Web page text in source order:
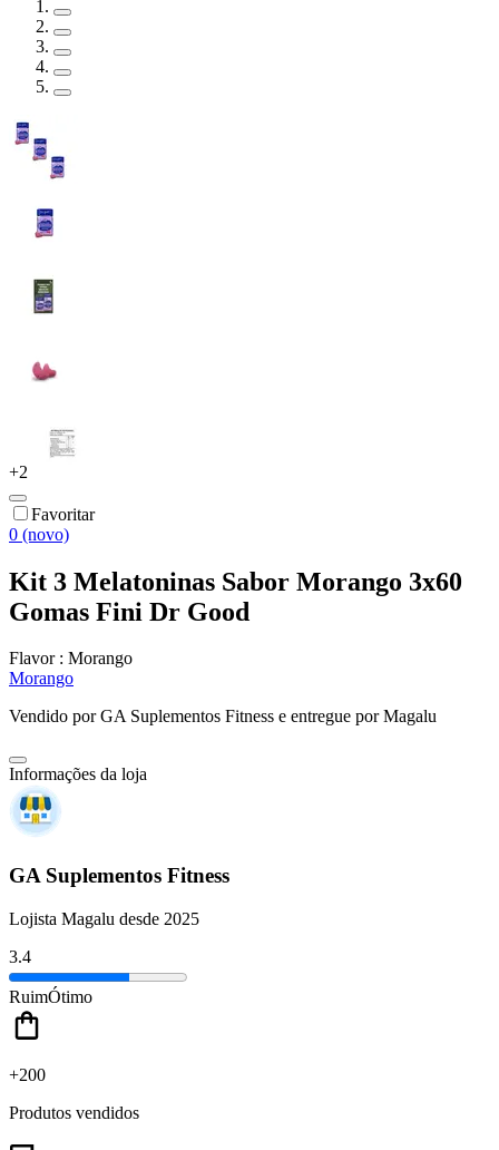
+2
Favoritar
0 (novo)
Kit 3 Melatoninas Sabor Morango 3x60
Gomas Fini Dr Good
Flavor : Morango
Morango
Vendido porGA Suplementos Fitness e entregue por Magalu
Informações da loja
GA Suplementos Fitness
Lojista Magalu desde 2025
3.4
RuimÓtimo
+200
Produtos vendidos